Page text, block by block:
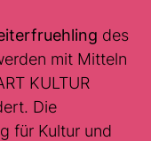
des
mit Mitteln
KULTUR
Die
für Kultur und